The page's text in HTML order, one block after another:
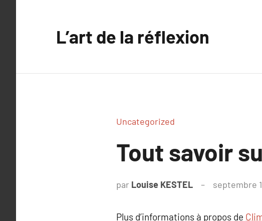
L’art de la réflexion
Uncategorized
Tout savoir
par Louise KESTEL septembre
Plus d’informations à propos de